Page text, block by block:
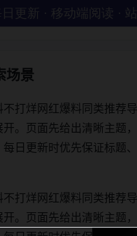
场景
不打烊网红爆料同类推荐
开。页面先给出清晰主题
每日更新时优先保证标题
不打烊网红爆料同类推荐
开。页面先给出清晰主题